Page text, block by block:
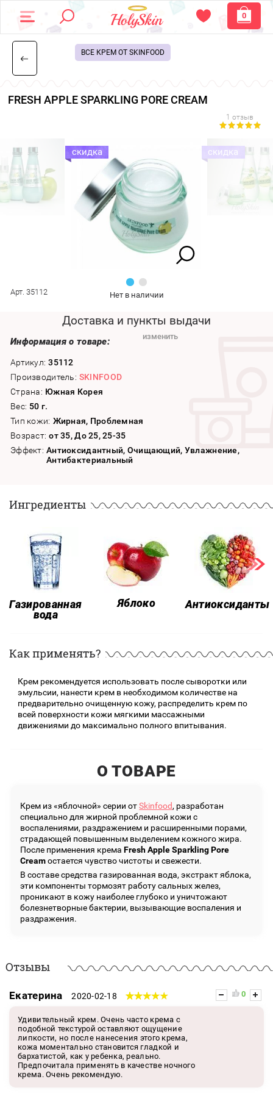
0
ВСЕ КРЕМ ОТ SKINFOOD
FRESH APPLE SPARKLING PORE CREAM
1 отзыв
Нет в наличии
Арт. 35112
Доставка и пункты выдачи
изменить
Информация о товаре:
Артикул: 35112
Производитель: SKINFOOD
Страна: Южная Корея
Вес: 50 г.
Тип кожи: Жирная, Проблемная
Возраст: от 35, До 25, 25-35
Эффект: Антиоксидантный, Очищающий, Увлажнение,
Антибактериальный
Ингредиенты
Газированная
вода
Яблоко Антиоксиданты
Как применять?
Крем рекомендуется использовать после сыворотки или
эмульсии, нанести крем в необходимом количестве на
предварительно очищенную кожу, распределить крем по
всей поверхности кожи мягкими массажными
движениями до максимально полного впитывания.
О ТОВАРЕ
Крем из «яблочной» серии отSkinfood, разработан
специально для жирной проблемной кожи с
воспалениями, раздражением и расширенными порами,
страдающей повышенным выделением кожного жира.
После применения кремаFresh Apple Sparkling Pore
Creamостается чувство чистоты и свежести.
В составе средства газированная вода, экстракт яблока,
эти компоненты тормозят работу сальных желез,
проникают в кожу наиболее глубоко и уничтожают
болезнетворные бактерии, вызывающие воспаления и
раздражения.
Отзывы
Екатерина 2020-02-18
Удивительный крем. Очень часто крема с
подобной текстурой оставляют ощущение
липкости, но после нанесения этого крема,
кожа моментально становится гладкой и
бархатистой, как у ребенка, реально.
Предпочитала применять в качестве ночного
крема. Очень рекомендую.
0